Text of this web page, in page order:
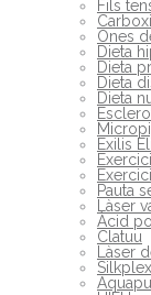
Fils
Ones
Dieta
Dieta
Dieta
Dieta
Exilis
Pauta
Làser
Àcid
Clatuu
Làser
Silkplex